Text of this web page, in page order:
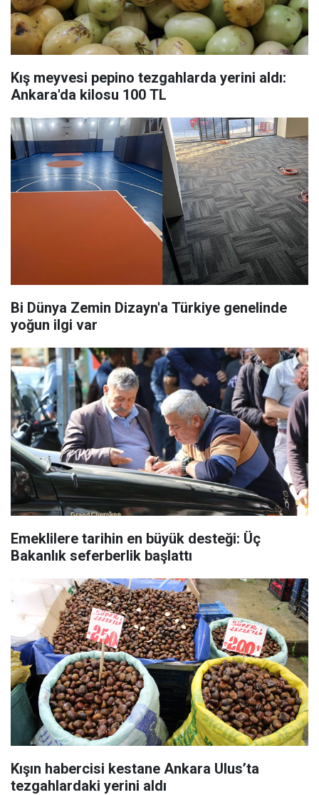
Kış meyvesi pepino tezgahlarda yerini aldı:
Ankara'da kilosu 100 TL
Bi Dünya Zemin Dizayn'a Türkiye genelinde
yoğun ilgi var
Emeklilere tarihin en büyük desteği: Üç
Bakanlık seferberlik başlattı
Kışın habercisi kestane Ankara Ulus’ta
tezgahlardaki yerini aldı